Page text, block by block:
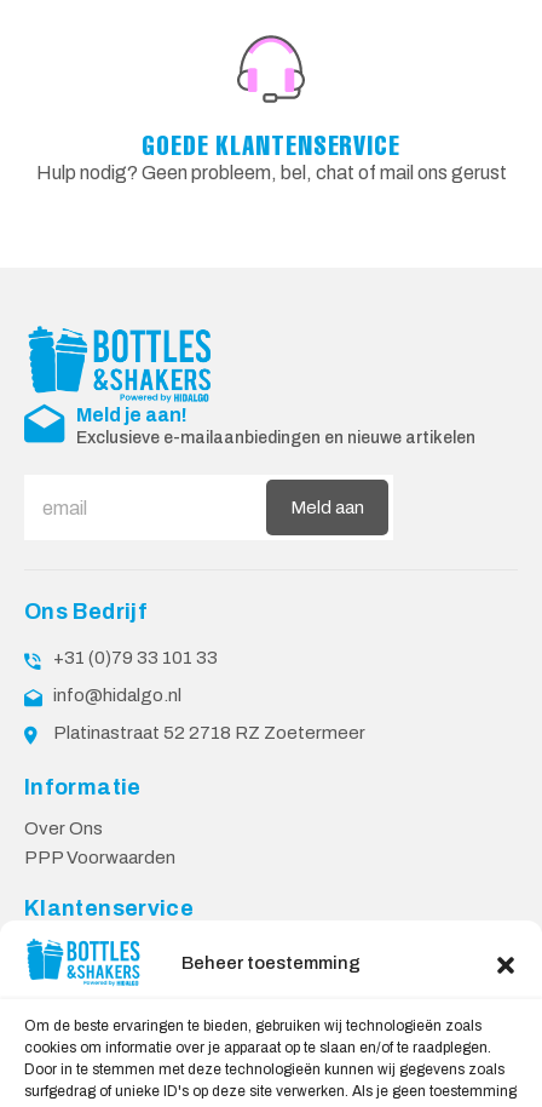
Beheer toestemming
Om de beste ervaringen te bieden, gebruiken wij technologieën zoals
cookies om informatie over je apparaat op te slaan en/of te raadplegen.
Door in te stemmen met deze technologieën kunnen wij gegevens zoals
surfgedrag of unieke ID's op deze site verwerken. Als je geen toestemming
GOEDE KLANTENSERVICE
Hulp nodig? Geen probleem, bel, chat of mail ons gerust
Meld je aan!
Exclusieve e-mailaanbiedingen en nieuwe artikelen
Meld aan
Ons Bedrijf
+31 (0)79 33 101 33
info@hidalgo.nl
Platinastraat 52 2718 RZ Zoetermeer
Informatie
Over Ons
PPP Voorwaarden
Klantenservice
Contact
Levering & Retourneren
Veilig Shoppen
My account